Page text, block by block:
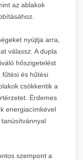
az ablakok
nyújtja arra,
válassz. A dupla
hőszigetelést
fűtési és hűtési
csökkentik a
Érdemes
energiacímkével
szempont a